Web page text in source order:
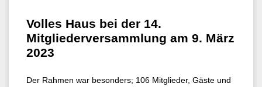
Volles Haus bei der 14.
Mitgliederversammlung am 9. März
2023
Der Rahmen war besonders; 106 Mitglieder, Gäste und